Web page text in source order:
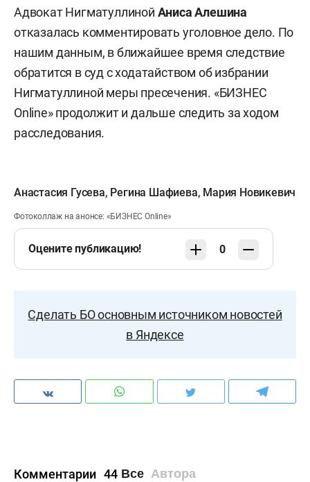
Адвокат Нигматуллиной Аниса Алешина
отказалась комментировать уголовное дело. По
нашим данным, в ближайшее время следствие
обратится в суд с ходатайством об избрании
Нигматуллиной меры пресечения. «БИЗНЕС
Online» продолжит и дальше следить за ходом
расследования.
Анастасия Гусева, Регина Шафиева, Мария Новикевич
Фотоколлаж на анонсе: «БИЗНЕС Online»
Оцените публикацию! 0
Сделать БО основным источником новостей
в Яндексе
Комментарии 44 Все Автора